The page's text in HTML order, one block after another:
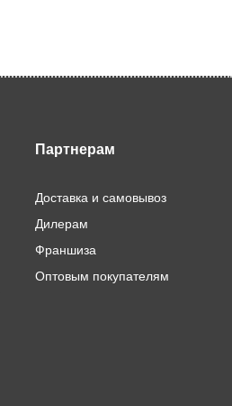
Партнерам
Доставка и самовывоз
Дилерам
Франшиза
Оптовым покупателям